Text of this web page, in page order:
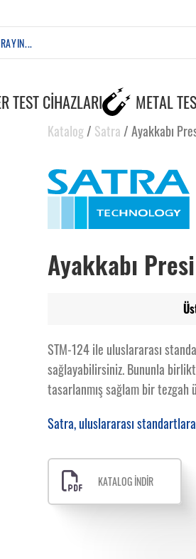
TEST CIHAZLARI METAL
Katalog/ Satra /Ayakkabı
Ayakkabı
STM-124 ile uluslararası
sağlayabilirsiniz. Bununla
tasarlanmış sağlam bir tezgah
Satra, uluslararası
KATALOG İNDİR